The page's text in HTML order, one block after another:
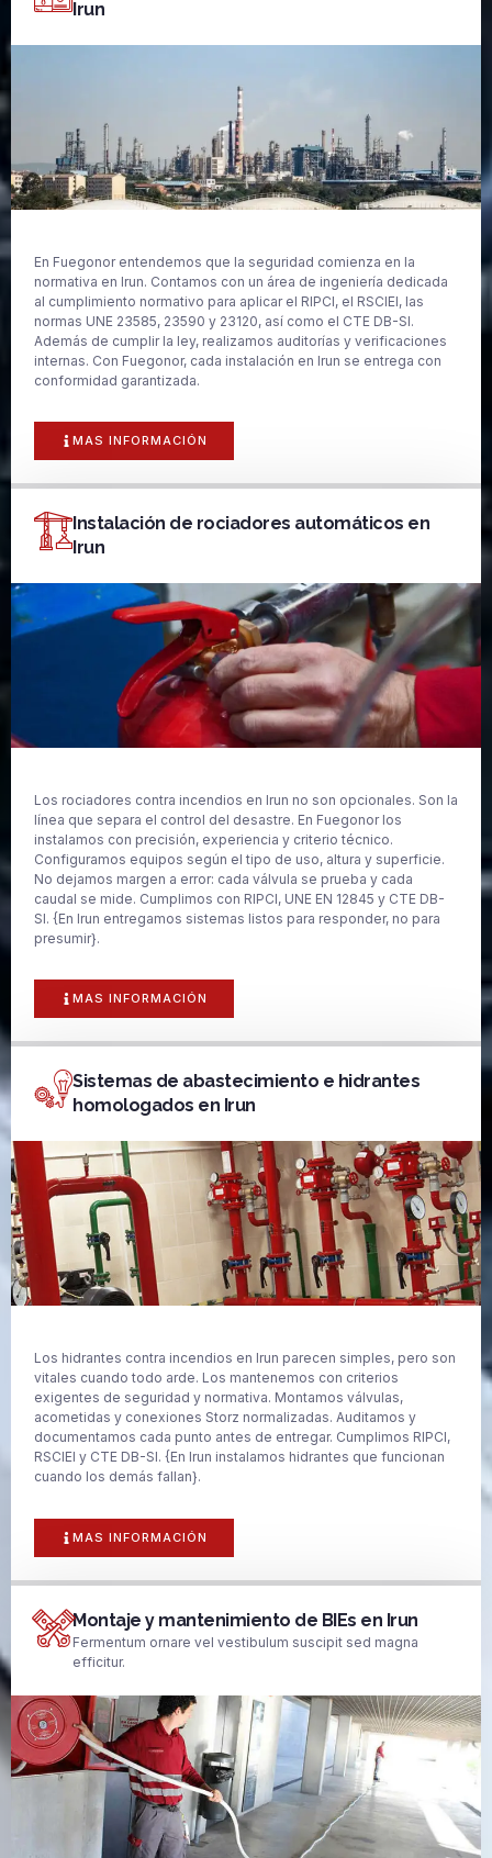
Irun
En Fuegonor entendemos que la seguridad comienza en la
normativa en Irun. Contamos con un área de ingeniería dedicada
al cumplimiento normativo para aplicar el RIPCI, el RSCIEI, las
normas UNE 23585, 23590 y 23120, así como el CTE DB-SI.
Además de cumplir la ley, realizamos auditorías y verificaciones
internas. Con Fuegonor, cada instalación en Irun se entrega con
conformidad garantizada.
MAS INFORMACIÓN
Instalación de rociadores automáticos en
Irun
Los rociadores contra incendios en Irun no son opcionales. Son la
línea que separa el control del desastre. En Fuegonor los
instalamos con precisión, experiencia y criterio técnico.
Configuramos equipos según el tipo de uso, altura y superficie.
No dejamos margen a error: cada válvula se prueba y cada
caudal se mide. Cumplimos con RIPCI, UNE EN 12845 y CTE DB-
SI. {En Irun entregamos sistemas listos para responder, no para
presumir}.
MAS INFORMACIÓN
Sistemas de abastecimiento e hidrantes
homologados en Irun
Los hidrantes contra incendios en Irun parecen simples, pero son
vitales cuando todo arde. Los mantenemos con criterios
exigentes de seguridad y normativa. Montamos válvulas,
acometidas y conexiones Storz normalizadas. Auditamos y
documentamos cada punto antes de entregar. Cumplimos RIPCI,
RSCIEI y CTE DB-SI. {En Irun instalamos hidrantes que funcionan
cuando los demás fallan}.
MAS INFORMACIÓN
Montaje y mantenimiento de BIEs en Irun
Fermentum ornare vel vestibulum suscipit sed magna
efficitur.